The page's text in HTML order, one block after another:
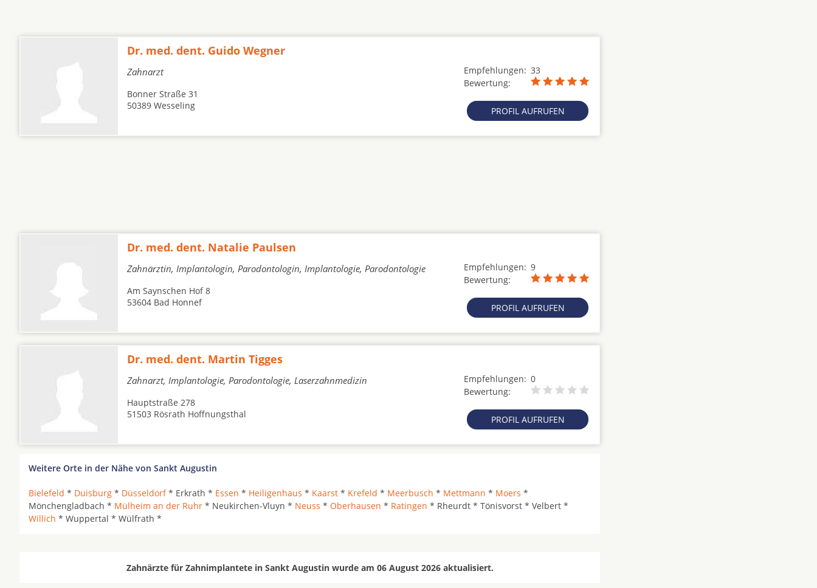
Dr. med. dent. Guido Wegner
Zahnarzt Empfehlungen: 33
Bewertung:
PROFIL AUFRUFEN
Bonner Straße 31
50389 Wesseling
Dr. med. dent. Natalie Paulsen
Zahnärztin, Implantologin, Parodontologin, Implantologie, Parodontologie Empfehlungen: 9
Bewertung:
PROFIL AUFRUFEN
Am Saynschen Hof 8
53604 Bad Honnef
Dr. med. dent. Martin Tigges
Zahnarzt, Implantologie, Parodontologie, Laserzahnmedizin Empfehlungen: 0
Bewertung:
PROFIL AUFRUFEN
Hauptstraße 278
51503 Rösrath Hoffnungsthal
Weitere Orte in der Nähe von Sankt Augustin
Bielefeld * Duisburg * Düsseldorf* Erkrath * Essen * Heiligenhaus * Kaarst * Krefeld * Meerbusch * Mettmann * Moers *
Mönchengladbach * Mülheim an der Ruhr * Neukirchen-Vluyn * Neuss * Oberhausen * Ratingen * Rheurdt * Tönisvorst * Velbert *
Willich * Wuppertal * Wülfrath *
Zahnärzte für Zahnimplantete in Sankt Augustin wurde am 06 August 2026 aktualisiert.